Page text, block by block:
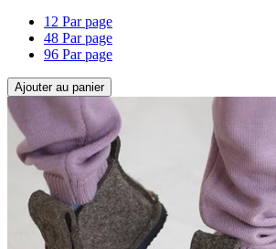
12 Par page
48 Par page
96 Par page
Ajouter au panier